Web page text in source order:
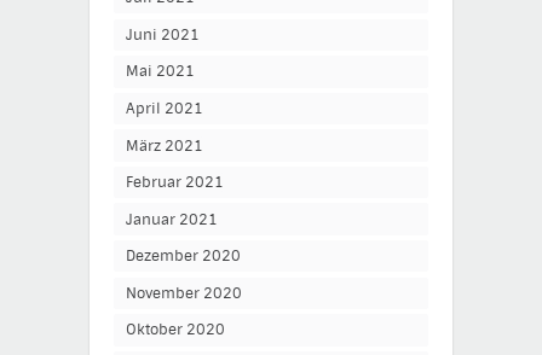
Juni 2021
Mai 2021
April 2021
März 2021
Februar 2021
Januar 2021
Dezember 2020
November 2020
Oktober 2020